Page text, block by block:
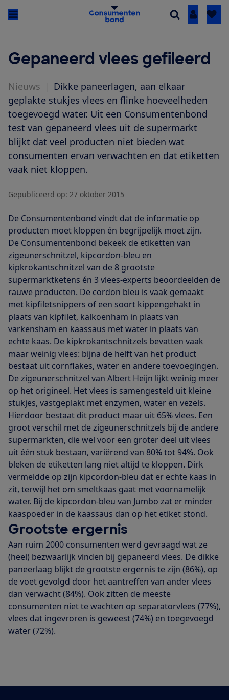
Inloggen
Gepaneerd vlees gefileerd
Nieuws
Dikke paneerlagen, aan elkaar
geplakte stukjes vlees en flinke hoeveelheden
toegevoegd water. Uit een Consumentenbond
test van gepaneerd vlees uit de supermarkt
blijkt dat veel producten niet bieden wat
consumenten ervan verwachten en dat etiketten
vaak niet kloppen.
Gepubliceerd op: 27 oktober 2015
De Consumentenbond vindt dat de informatie op
producten moet kloppen én begrijpelijk moet zijn.
De Consumentenbond bekeek de etiketten van
zigeunerschnitzel, kipcordon-bleu en
kipkrokantschnitzel van de 8 grootste
supermarktketens én 3 vlees-experts beoordeelden de
rauwe producten. De cordon bleu is vaak gemaakt
met kipfiletsnippers of een soort kippengehakt in
plaats van kipfilet, kalkoenham in plaats van
varkensham en kaassaus met water in plaats van
echte kaas. De kipkrokantschnitzels bevatten vaak
maar weinig vlees: bijna de helft van het product
bestaat uit cornflakes, water en andere toevoegingen.
De zigeunerschnitzel van Albert Heijn lijkt weinig meer
op het origineel. Het vlees is samengesteld uit kleine
stukjes, vastgeplakt met enzymen, water en vezels.
Hierdoor bestaat dit product maar uit 65% vlees. Een
groot verschil met de zigeunerschnitzels bij de andere
supermarkten, die wel voor een groter deel uit vlees
uit één stuk bestaan, variërend van 80% tot 94%. Ook
bleken de etiketten lang niet altijd te kloppen. Dirk
vermeldde op zijn kipcordon-bleu dat er echte kaas in
zit, terwijl het om smeltkaas gaat met voornamelijk
water. Bij de kipcordon-bleu van Jumbo zat er minder
kaaspoeder in de kaassaus dan op het etiket stond.
Grootste ergernis
Aan ruim 2000 consumenten werd gevraagd wat ze
(heel) bezwaarlijk vinden bij gepaneerd vlees. De dikke
paneerlaag blijkt de grootste ergernis te zijn (86%), op
de voet gevolgd door het aantreffen van ander vlees
dan verwacht (84%). Ook zitten de meeste
consumenten niet te wachten op separatorvlees (77%),
vlees dat ingevroren is geweest (74%) en toegevoegd
water (72%).